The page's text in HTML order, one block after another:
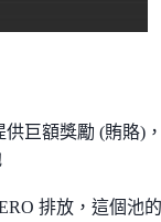
巨額獎勵 (賄賂)
排放，這個池的